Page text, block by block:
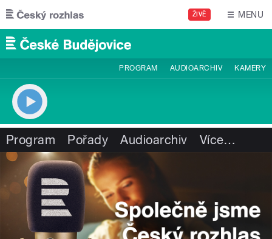
Přejít k hlavnímu obsahu
ŽIVĚ MENU
PROGRAM AUDIOARCHIV KAMERY
Program Pořady Audioarchiv Více…